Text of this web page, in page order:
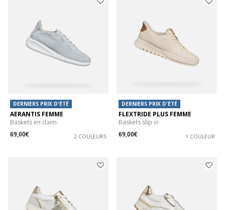
DERNIERS PRIX D'ÉTÉ
AERANTIS FEMME
Baskets en daim
69,00€
2 COULEURS
DERNIERS PRIX D'ÉTÉ
FLEXTRIDE PLUS FEMME
Baskets slip in
69,00€
1 COULEUR